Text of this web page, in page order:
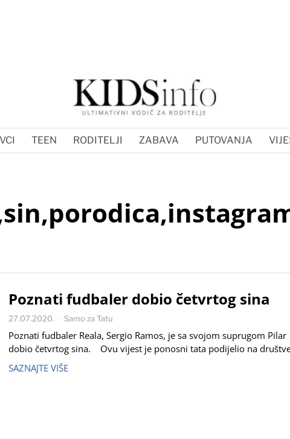
TEEN RODITELJI ZABAVA PUTOVANJA
Poznati fudbaler dobio četvrtog sina
27.07.2020. Samo za Tatu
Poznati fudbaler Reala, Sergio Ramos, je sa svojom suprugom Pilar
dobio četvrtog sina. Ovu vijest je ponosni tata podijelio na
SAZNAJTE VIŠE